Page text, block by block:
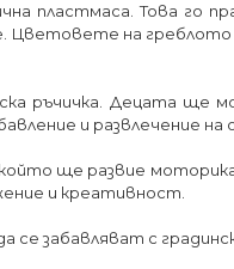
пластмаса. Това го
Цветовете на
ръчичка. Децата
и развлечение
ще развие
и креативност.
забавляват с